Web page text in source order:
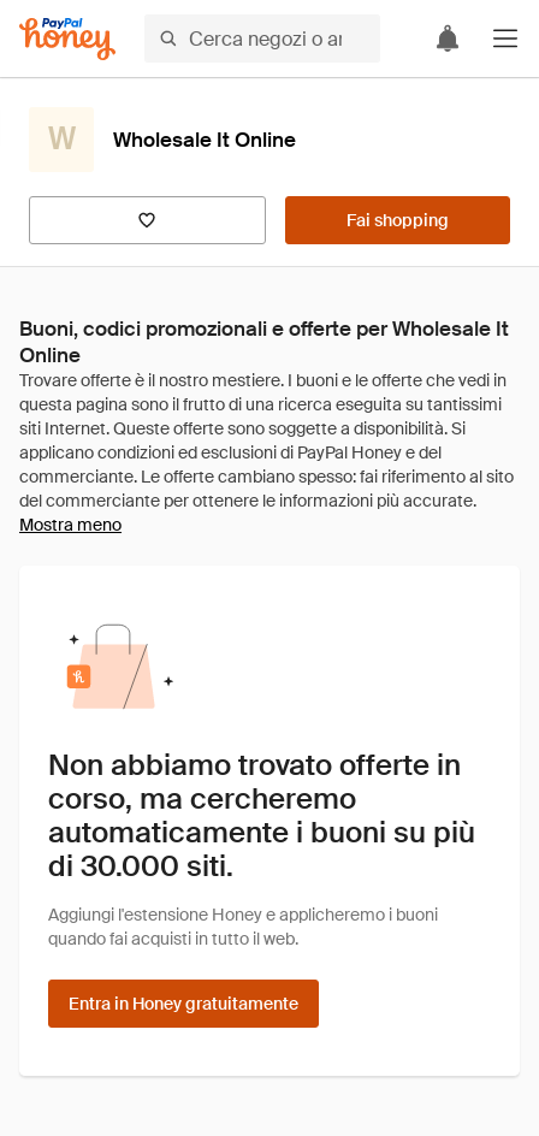
W Wholesale It Online
Fai shopping
Buoni, codici promozionali e offerte per Wholesale It
Online
Mostra meno
Non abbiamo trovato offerte in
corso, ma cercheremo
automaticamente i buoni su più
di 30.000 siti.
Aggiungi l'estensione Honey e applicheremo i buoni
quando fai acquisti in tutto il web.
Entra in Honey gratuitamente